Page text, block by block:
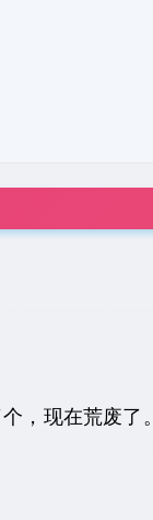
，现在荒废了。